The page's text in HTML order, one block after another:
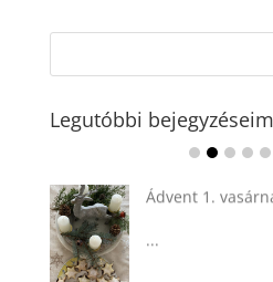
Legutóbbi bejegyzéseim
Ádvent 1.